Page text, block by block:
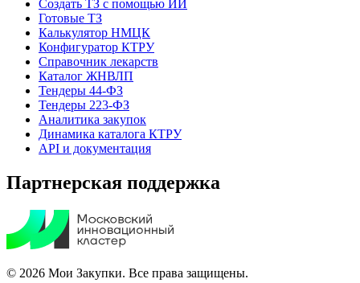
Создать ТЗ с помощью ИИ
Готовые ТЗ
Калькулятор НМЦК
Конфигуратор КТРУ
Справочник лекарств
Каталог ЖНВЛП
Тендеры 44-ФЗ
Тендеры 223-ФЗ
Аналитика закупок
Динамика каталога КТРУ
API и документация
Партнерская поддержка
© 2026 Мои Закупки. Все права защищены.